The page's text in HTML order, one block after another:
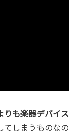
りも楽器デバイス
てしまうものなの